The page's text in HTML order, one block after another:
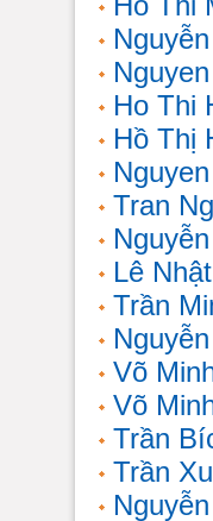
Ho Thi
Hồ Thị
Tran
Lê
Trần
Võ
Võ
Trần
Trần